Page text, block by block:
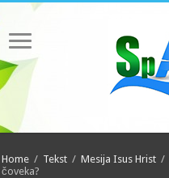
Home / Tekst / Mesija Isus Hrist /
čoveka?